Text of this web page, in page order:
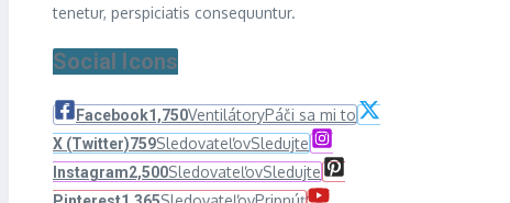
tenetur, perspiciatis consequuntur.
Social Icons
Facebook1,750VentilátoryPáči sa mi to
X (Twitter)759SledovateľovSledujte
Instagram2,500SledovateľovSledujte